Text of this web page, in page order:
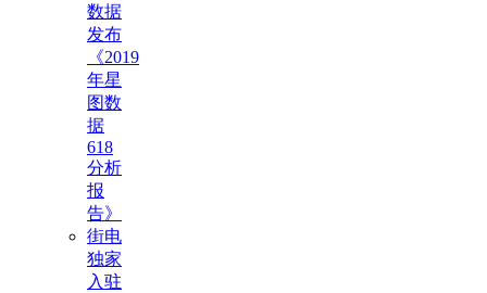
数据
发布
《2019
年星
图数
据
618
分析
报
告》
街电
独家
入驻